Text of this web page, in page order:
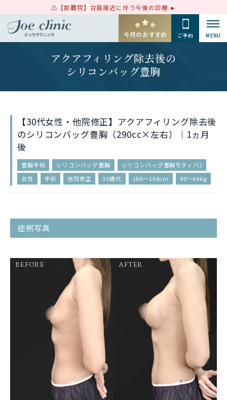
【那覇院】台風接近に伴う今後の診療
今月のおすすめ ご予約 MENU
アクアフィリング除去後の
シリコンバッグ豊胸
【30代女性・他院修正】アクアフィリング除去後
のシリコンバッグ豊胸（290cc×左右）｜1ヵ月
後
豊胸手術 シリコンバッグ豊胸
シリコンバッグ豊胸モティバ2
女性
手術 他院修正 30歳代 160〜164cm 40〜44kg
症例写真
BEFORE AFTER